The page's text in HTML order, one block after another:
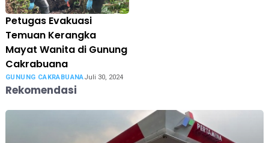
Petugas Evakuasi
Temuan Kerangka
Mayat Wanita di Gunung
Cakrabuana
GUNUNG CAKRABUANAJuli 30, 2024
Rekomendasi